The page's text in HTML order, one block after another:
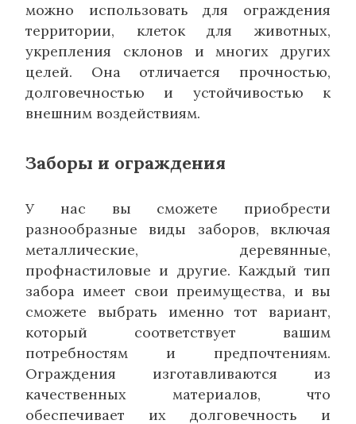
можно использовать для ограждения
территории, клеток для животных,
укрепления склонов и многих других
целей. Она отличается прочностью,
долговечностью и устойчивостью к
внешним воздействиям.
Заборы и ограждения
У нас вы сможете приобрести
разнообразные виды заборов, включая
металлические, деревянные,
профнастиловые и другие. Каждый тип
забора имеет свои преимущества, и вы
сможете выбрать именно тот вариант,
который соответствует вашим
потребностям и предпочтениям.
Ограждения изготавливаются из
качественных материалов, что
обеспечивает их долговечность и